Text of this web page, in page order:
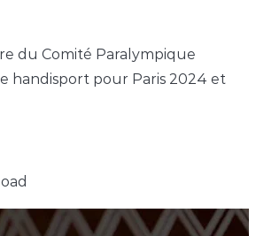
du Comité Paralympique
handisport pour Paris 2024 et